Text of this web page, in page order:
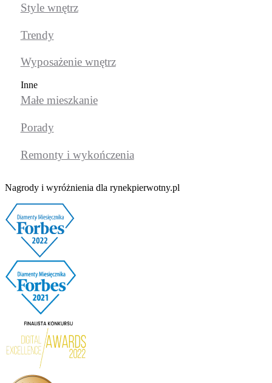
Style wnętrz
Trendy
Wyposażenie wnętrz
Inne
Małe mieszkanie
Porady
Remonty i wykończenia
Nagrody i wyróżnienia dla rynekpierwotny.pl